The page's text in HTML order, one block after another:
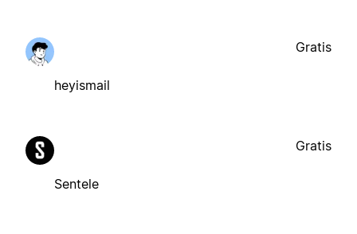
heyismail
Gratis
Sentele
Gratis